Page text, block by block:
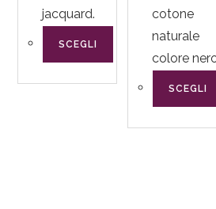
jacquard.
SCEGLI
cotone
naturale
colore
SCEGLI